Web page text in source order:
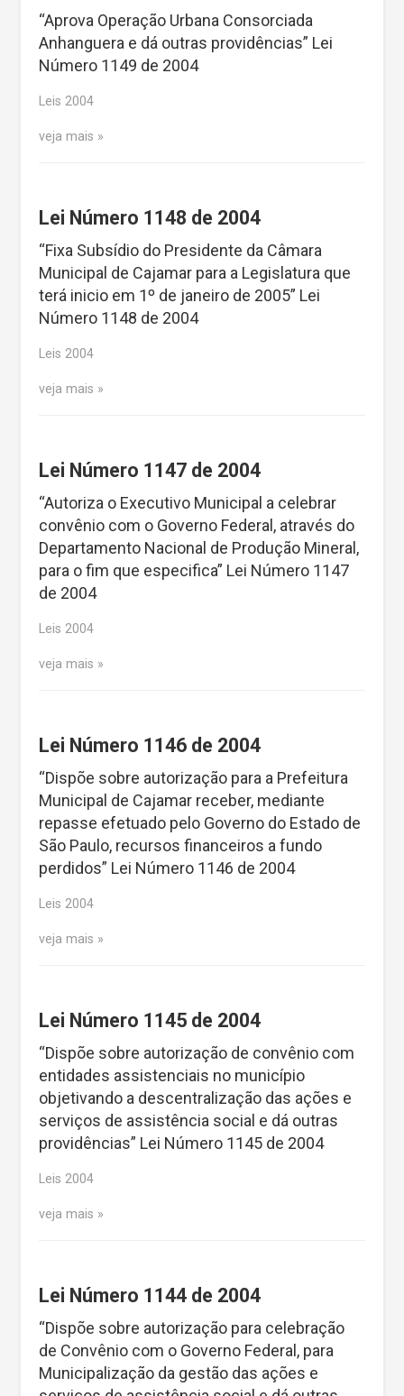
“Aprova Operação Urbana Consorciada
Anhanguera e dá outras providências” Lei
Número 1149 de 2004
Leis 2004
veja mais
Lei Número 1148 de 2004
“Fixa Subsídio do Presidente da Câmara
Municipal de Cajamar para a Legislatura que
terá inicio em 1º de janeiro de 2005” Lei
Número 1148 de 2004
Leis 2004
veja mais
Lei Número 1147 de 2004
“Autoriza o Executivo Municipal a celebrar
convênio com o Governo Federal, através do
Departamento Nacional de Produção Mineral,
para o fim que especifica” Lei Número 1147
de 2004
Leis 2004
veja mais
Lei Número 1146 de 2004
“Dispõe sobre autorização para a Prefeitura
Municipal de Cajamar receber, mediante
repasse efetuado pelo Governo do Estado de
São Paulo, recursos financeiros a fundo
perdidos” Lei Número 1146 de 2004
Leis 2004
veja mais
Lei Número 1145 de 2004
“Dispõe sobre autorização de convênio com
entidades assistenciais no município
objetivando a descentralização das ações e
serviços de assistência social e dá outras
providências” Lei Número 1145 de 2004
Leis 2004
veja mais
Lei Número 1144 de 2004
“Dispõe sobre autorização para celebração
de Convênio com o Governo Federal, para
Municipalização da gestão das ações e